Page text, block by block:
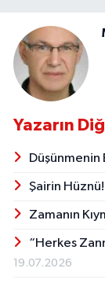
Yazarın
Düşünmenin
Şairin Hüznü!
Zamanın
“Herkes
19.07.2026